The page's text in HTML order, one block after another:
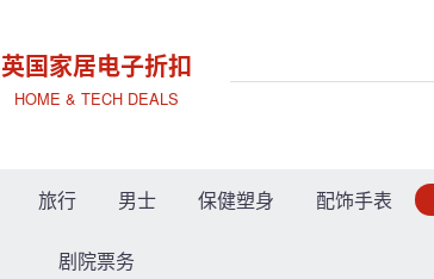
英国家居电子折扣
HOME & TECH DEALS
旅行 男士 保健塑身 配饰手表
剧院票务